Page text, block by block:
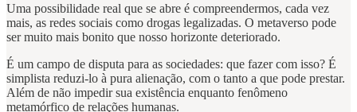
Uma possibilidade real que se abre é compreendermos, cada vez
mais, as redes sociais como drogas legalizadas. O metaverso pode
ser muito mais bonito que nosso horizonte deteriorado.
É um campo de disputa para as sociedades: que fazer com isso? É
simplista reduzi-lo à pura alienação, com o tanto a que pode prestar.
Além de não impedir sua existência enquanto fenômeno
metamórfico de relações humanas.